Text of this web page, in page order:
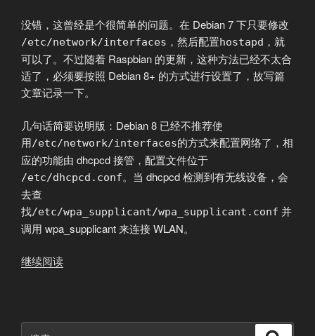
没错，这曾经是个很简单的问题。在 Debian 7 下只要修改
/etc/network/interfaces ，然后配置hostapd ，就
可以了。不过随着 Raspbian 的更新，这种方法已经不太合
适了，必须要按照 Debian 8+ 的方式进行设置了，故写篇
文章记录一下。
几句话简要说明版：Debian 8 已经不推荐使
用/etc/network/interfaces的方式来配置网络了，相
应的功能由 dhcpcd 接管，配置文件位于
/etc/dhcpcd.conf。当 dhcpcd 检测到有无线设备，会
去查
找/etc/wpa_supplicant/wpa_supplicant.conf 并
调用 wpa_supplicant 来连接 WLAN。
继续阅读“为
3